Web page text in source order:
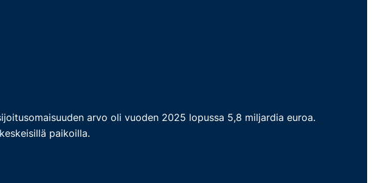
arvo oli vuoden 2025 lopussa 5,8 miljardia euroa.
paikoilla.